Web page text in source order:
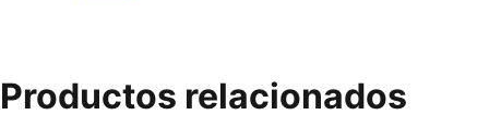
Productos relacionados